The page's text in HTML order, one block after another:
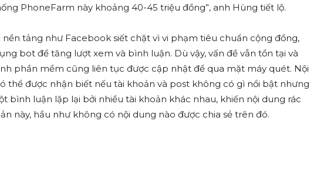
PhoneFarm này khoảng 40-45 triệu đồng”, anh Hùng tiết lộ.
tảng như Facebook siết chặt vì vi phạm tiêu chuẩn cộng đồng,
bot để tăng lượt xem và bình luận. Dù vậy, vấn đề vẫn tồn tại và
phần mềm cũng liên tục được cập nhật để qua mặt máy quét. Nội
thể được nhận biết nếu tài khoản và post không có gì nổi bật nhưng
bình luận lặp lại bởi nhiều tài khoản khác nhau, khiến nội dung rác
này, hầu như không có nội dung nào được chia sẻ trên đó.